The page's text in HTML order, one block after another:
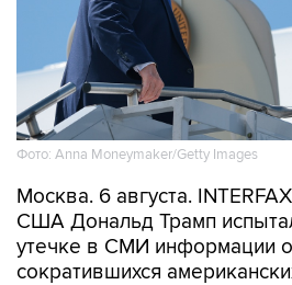
Фото: Anna Moneymaker/Getty Images
Москва. 6 августа.
США Дональд Трамп
утечке в СМИ информации
сократившихся